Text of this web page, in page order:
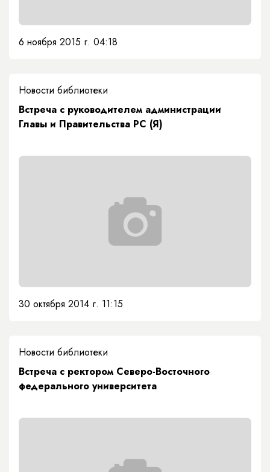
6 ноября 2015 г. 04:18
Новости библиотеки
Встреча с руководителем администрации
Главы и Правительства РС (Я)
30 октября 2014 г. 11:15
Новости библиотеки
Встреча с ректором Северо-Восточного
федерального университета